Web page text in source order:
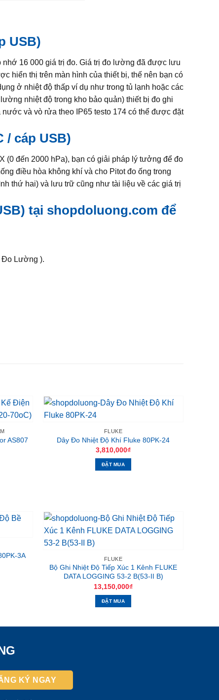
USB)
nhớ 16 000 giá trị đo. Giá trị đo lường đã được lưu
hiển thị trên màn hình của thiết bị, thế nên bạn có
ở nhiệt độ thấp ví dụ như trong tủ lạnh hoặc các
nhiệt độ trong kho bảo quản) thiết bị đo ghi
và vò rửa theo IP65 testo 174 có thể được đặt
/ cáp USB)
(0 đến 2000 hPa), bạn có giải pháp lý tưởng để đo
điều hòa không khí và cho Pitot đo ống trong
thứ hai) và lưu trữ cũng như tài liệu về các giá trị
tại shopdoluong.com để
Đo Lường ).
AS807
FLUKE
Dây Đo Nhiệt Độ Khí Fluke 80PK-24
3,810,000₫
ĐẶT MUA
3A
FLUKE
Bộ Ghi Nhiệt Độ Tiếp Xúc 1 Kênh FLUKE
DATA LOGGING 53-2 B(53-II B)
13,150,000₫
ĐẶT MUA